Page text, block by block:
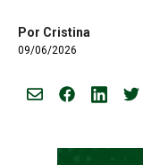
Por Cristina
09/06/2026